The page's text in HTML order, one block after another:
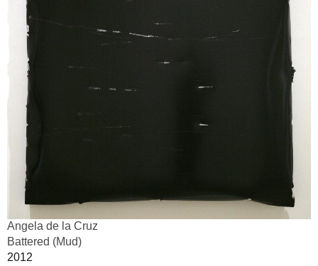
Angela de la Cruz
Battered (Mud)
2012